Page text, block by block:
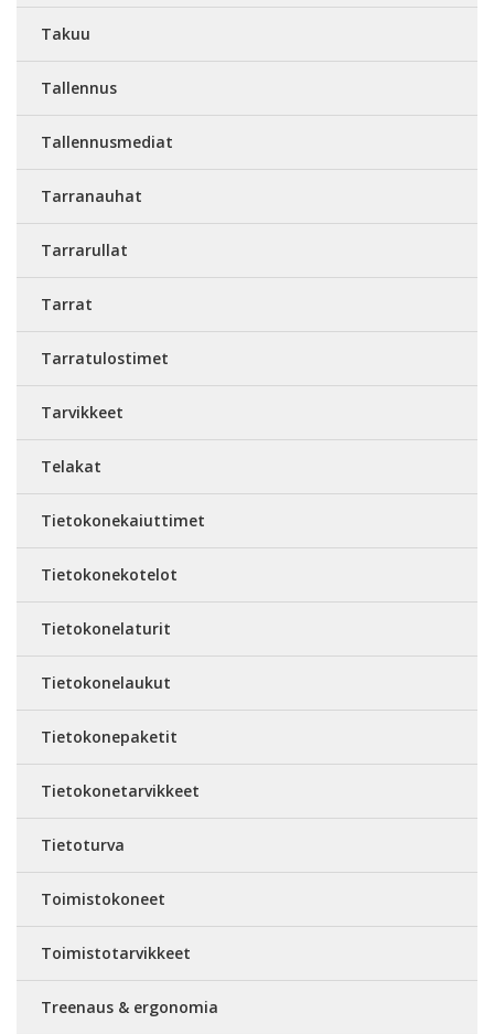
Takuu
Tallennus
Tallennusmediat
Tarranauhat
Tarrarullat
Tarrat
Tarratulostimet
Tarvikkeet
Telakat
Tietokonekaiuttimet
Tietokonekotelot
Tietokonelaturit
Tietokonelaukut
Tietokonepaketit
Tietokonetarvikkeet
Tietoturva
Toimistokoneet
Toimistotarvikkeet
Treenaus & ergonomia